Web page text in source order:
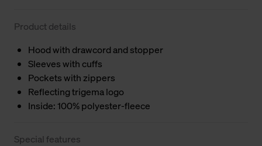
Product details
Hood with drawcord and stopper
Sleeves with cuffs
Pockets with zippers
Reflecting trigema logo
Inside: 100% polyester-fleece
Special features